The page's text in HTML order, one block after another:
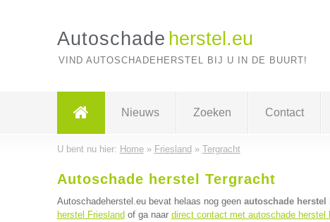
Autoschade herstel.eu
VIND AUTOSCHADEHERSTEL BIJ U IN DE BUURT!
Nieuws Zoeken Contact
U bent nu hier: Home» Friesland » Tergracht
Autoschade herstel Tergracht
Autoschadeherstel.eu bevat helaas nog geen autoschade
herstel Friesland of ga naar direct contact met autoschade herstel